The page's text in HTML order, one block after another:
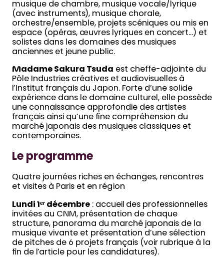
musique de chambre, musique vocale/lyrique
(avec instruments), musique chorale,
orchestre/ensemble, projets scéniques ou mis en
espace (opéras, œuvres lyriques en concert…) et
solistes dans les domaines des musiques
anciennes et jeune public.
Madame Sakura Tsuda est cheffe-adjointe du
Pôle Industries créatives et audiovisuelles à
l’Institut français du Japon. Forte d’une solide
expérience dans le domaine culturel, elle possède
une connaissance approfondie des artistes
français ainsi qu’une fine compréhension du
marché japonais des musiques classiques et
contemporaines.
Le programme
Quatre journées riches en échanges, rencontres
et visites à Paris et en région
Lundi 1ᵉʳ décembre : accueil des professionnelles
invitées au CNM, présentation de chaque
structure, panorama du marché japonais de la
musique vivante et présentation d’une sélection
de pitches de 6 projets français (voir rubrique à la
fin de l’article pour les candidatures).